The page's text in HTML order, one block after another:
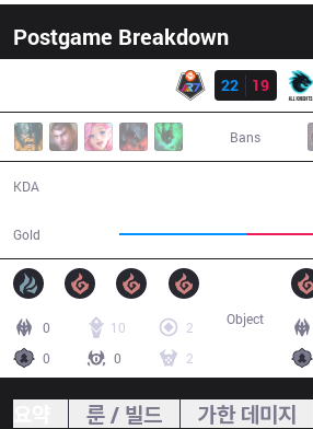
Postgame Breakdown
22
19
Bans
KDA
Gold
0 10
2
0
0 2
Object
룬 / 빌드 가한 데미지